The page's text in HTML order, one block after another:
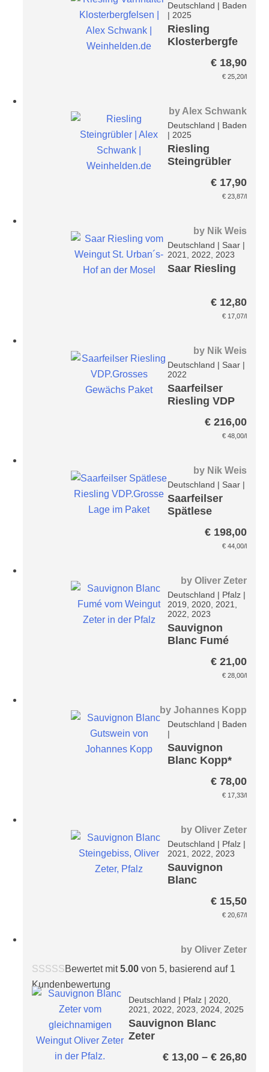
Deutschland | Baden
| 2025
Riesling
Klosterbergfe
€ 18,90
€ 25,20/l
by Alex Schwank
Deutschland | Baden
| 2025
Riesling
Steingrübler
€ 17,90
€ 23,87/l
by Nik Weis
Deutschland | Saar |
2021, 2022, 2023
Saar Riesling
€ 12,80
€ 17,07/l
by Nik Weis
Deutschland | Saar |
2022
Saarfeilser
Riesling VDP
€ 216,00
€ 48,00/l
by Nik Weis
Deutschland | Saar |
Saarfeilser
Spätlese
€ 198,00
€ 44,00/l
byOliver Zeter
Deutschland | Pfalz |
2019, 2020, 2021,
2022, 2023
Sauvignon
Blanc Fumé
€ 21,00
€ 28,00/l
byJohannes Kopp
Deutschland | Baden
|
Sauvignon
Blanc Kopp*
€ 78,00
€ 17,33/l
byOliver Zeter
Deutschland | Pfalz |
2021, 2022, 2023
Sauvignon
Blanc
€ 15,50
€ 20,67/l
byOliver Zeter
Bewertet mit5.00von 5, basierend auf 1
Kundenbewertung
Deutschland | Pfalz |2020,
2021, 2022, 2023, 2024, 2025
Sauvignon Blanc
Zeter
€ 13,00 –€ 26,80